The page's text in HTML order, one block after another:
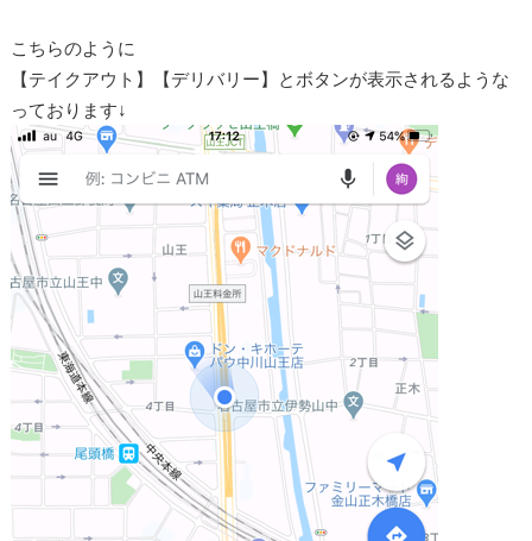
こちらのように
【テイクアウト】【デリバリー】とボタンが表示されるような
っております↓